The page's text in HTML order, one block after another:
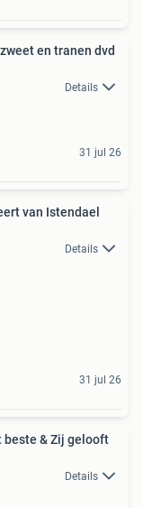
en tranen dvd
Details
31 jul 26
van Istendael
Details
31 jul 26
beste & Zij gelooft
Details